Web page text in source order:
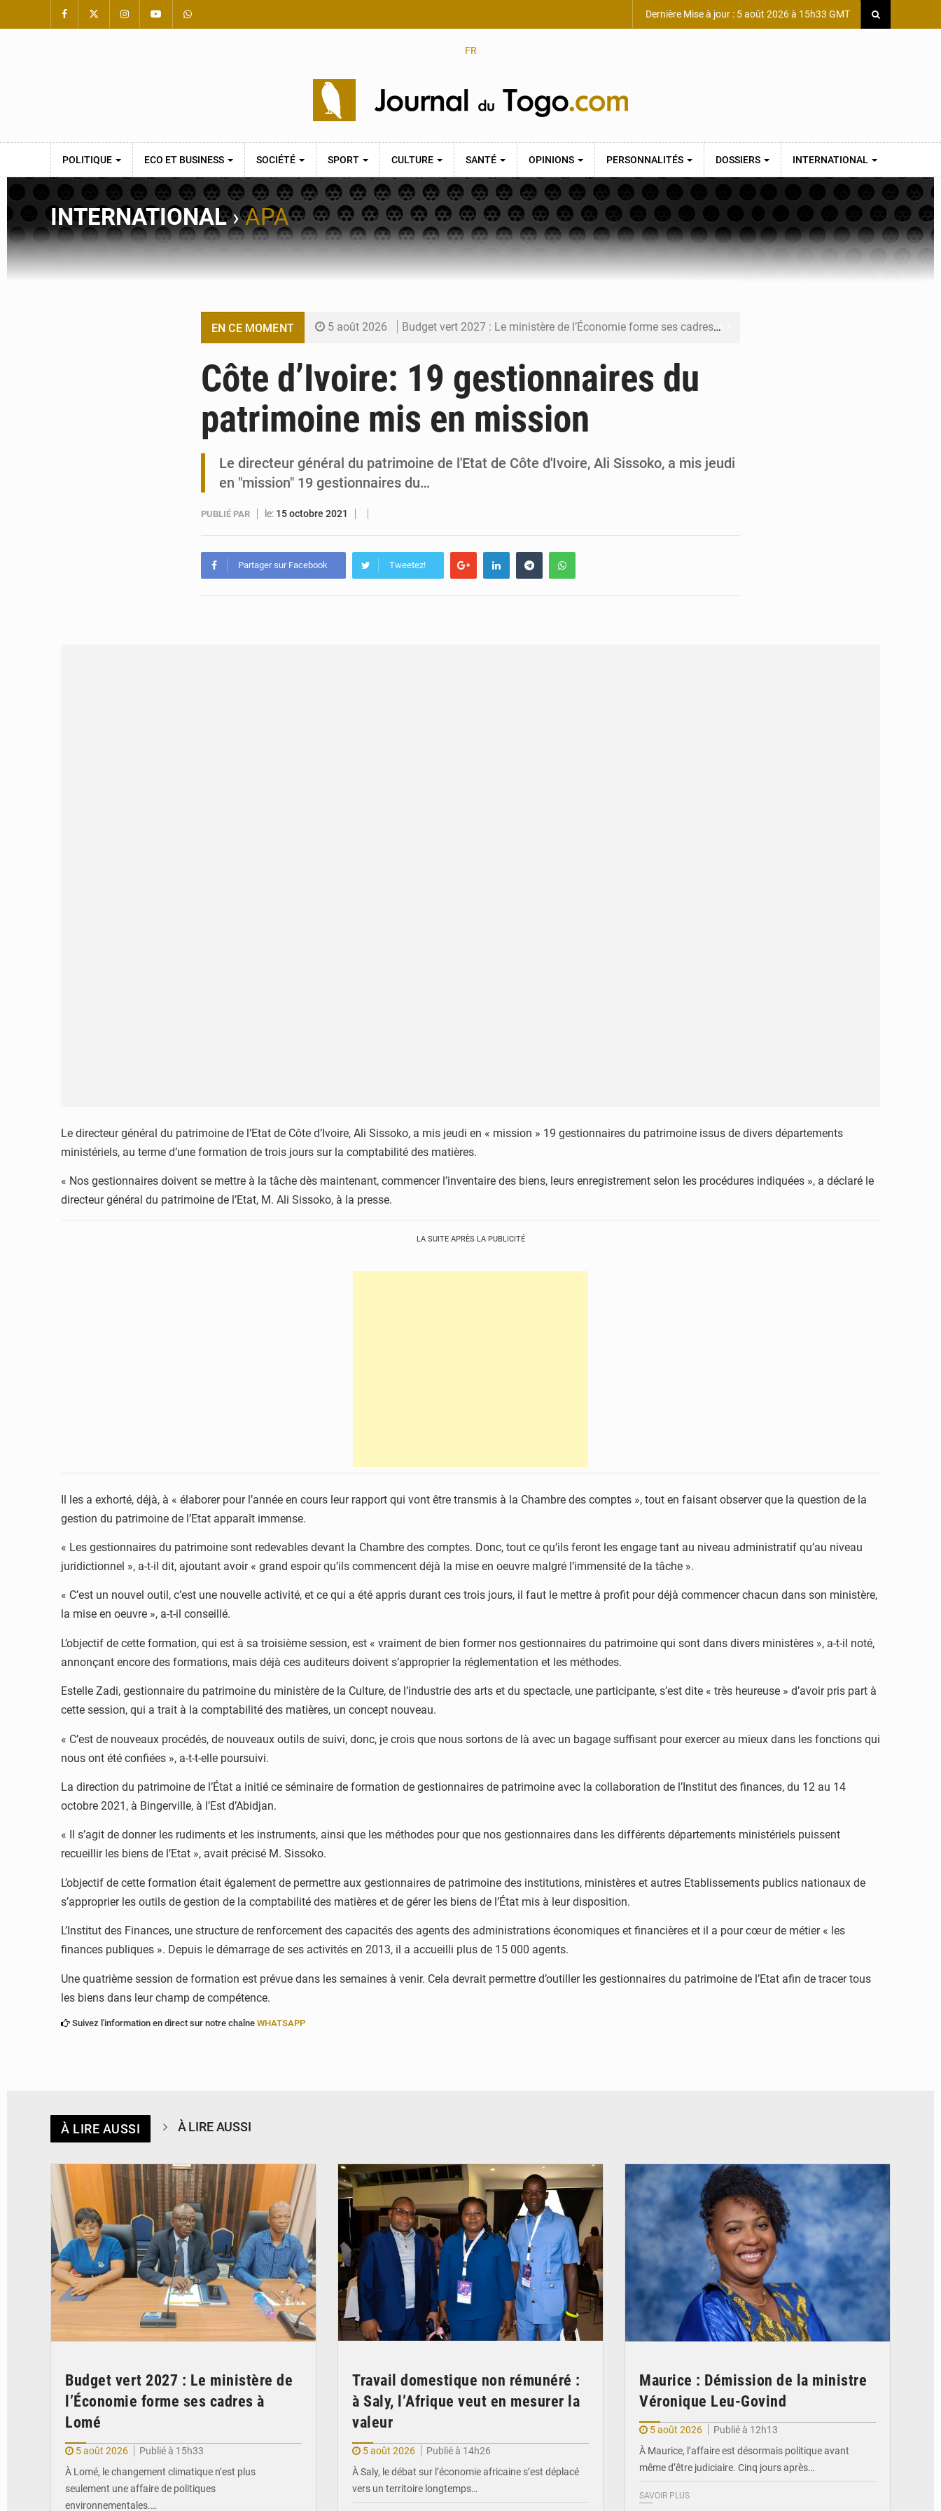
Dernière Mise à jour : 5 août 2026 à 15h33 GMT
FR
POLITIQUE ECO ET BUSINESS SOCIÉTÉ SPORT CULTURE SANTÉ OPINIONS PERSONNALITÉS DOSSIERS INTERNATIONAL
INTERNATIONAL›APA
EN CE MOMENT 5 août 2026 Budget vert 2027 : Le ministère de l’Économie forme ses cadres à Lomé
5 août 2026 Maurice : Démission de la ministre Véronique Leu-Govind
5 août 2026 Togo : 300 000 tonnes visées pour la filière soja bio
Côte d’Ivoire: 19 gestionnaires du
patrimoine mis en mission
Le directeur général du patrimoine de l'Etat de Côte d'Ivoire, Ali Sissoko, a mis jeudi
en "mission" 19 gestionnaires du…
PUBLIÉ PAR le: 15 octobre 2021
Partager sur Facebook Tweetez!
Le directeur général du patrimoine de l’Etat de Côte d’Ivoire, Ali Sissoko, a mis jeudi en « mission » 19 gestionnaires du patrimoine issus de divers départements
ministériels, au terme d’une formation de trois jours sur la comptabilité des matières.
« Nos gestionnaires doivent se mettre à la tâche dès maintenant, commencer l’inventaire des biens, leurs enregistrement selon les procédures indiquées », a déclaré le
directeur général du patrimoine de l’Etat, M. Ali Sissoko, à la presse.
LA SUITE APRÈS LA PUBLICITÉ
Il les a exhorté, déjà, à « élaborer pour l’année en cours leur rapport qui vont être transmis à la Chambre des comptes », tout en faisant observer que la question de la
gestion du patrimoine de l’Etat apparaît immense.
« Les gestionnaires du patrimoine sont redevables devant la Chambre des comptes. Donc, tout ce qu’ils feront les engage tant au niveau administratif qu’au niveau
juridictionnel », a-t-il dit, ajoutant avoir « grand espoir qu’ils commencent déjà la mise en oeuvre malgré l’immensité de la tâche ».
« C’est un nouvel outil, c’est une nouvelle activité, et ce qui a été appris durant ces trois jours, il faut le mettre à profit pour déjà commencer chacun dans son ministère,
la mise en oeuvre », a-t-il conseillé.
L’objectif de cette formation, qui est à sa troisième session, est « vraiment de bien former nos gestionnaires du patrimoine qui sont dans divers ministères », a-t-il noté,
annonçant encore des formations, mais déjà ces auditeurs doivent s’approprier la réglementation et les méthodes.
Estelle Zadi, gestionnaire du patrimoine du ministère de la Culture, de l’industrie des arts et du spectacle, une participante, s’est dite « très heureuse » d’avoir pris part à
cette session, qui a trait à la comptabilité des matières, un concept nouveau.
« C’est de nouveaux procédés, de nouveaux outils de suivi, donc, je crois que nous sortons de là avec un bagage suffisant pour exercer au mieux dans les fonctions qui
nous ont été confiées », a-t-t-elle poursuivi.
La direction du patrimoine de l’État a initié ce séminaire de formation de gestionnaires de patrimoine avec la collaboration de l’Institut des finances, du 12 au 14
octobre 2021, à Bingerville, à l’Est d’Abidjan.
« Il s’agit de donner les rudiments et les instruments, ainsi que les méthodes pour que nos gestionnaires dans les différents départements ministériels puissent
recueillir les biens de l’Etat », avait précisé M. Sissoko.
L’objectif de cette formation était également de permettre aux gestionnaires de patrimoine des institutions, ministères et autres Etablissements publics nationaux de
s’approprier les outils de gestion de la comptabilité des matières et de gérer les biens de l’État mis à leur disposition.
L’Institut des Finances, une structure de renforcement des capacités des agents des administrations économiques et financières et il a pour cœur de métier « les
finances publiques ». Depuis le démarrage de ses activités en 2013, il a accueilli plus de 15 000 agents.
Une quatrième session de formation est prévue dans les semaines à venir. Cela devrait permettre d’outiller les gestionnaires du patrimoine de l’Etat afin de tracer tous
les biens dans leur champ de compétence.
Suivez l'information en direct sur notre chaîne WHATSAPP
À LIRE AUSSI À LIRE AUSSI
Budget vert 2027 : Le ministère de
l’Économie forme ses cadres à
Lomé
5 août 2026
Publié à 15h33
À Lomé, le changement climatique n’est plus
seulement une affaire de politiques
environnementales.…
Travail domestique non rémunéré :
à Saly, l’Afrique veut en mesurer la
valeur
5 août 2026
Publié à 14h26
À Saly, le débat sur l’économie africaine s’est déplacé
vers un territoire longtemps…
Maurice : Démission de la ministre
Véronique Leu-Govind
5 août 2026
Publié à 12h13
À Maurice, l’affaire est désormais politique avant
même d’être judiciaire. Cinq jours après…
SAVOIR PLUS